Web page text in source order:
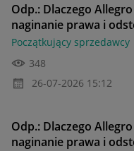
Odp.: Dlaczego
naginanie prawa i
Początkujący sprzedawcy
348
‎26-07-2026 15:12
Odp.: Dlaczego
naginanie prawa i